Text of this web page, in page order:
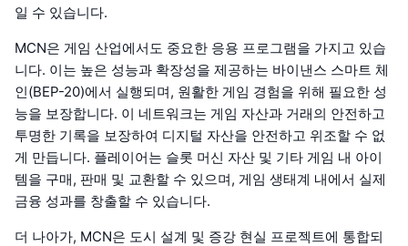
일 수 있습니다.
MCN은 게임 산업에서도 중요한 응용 프로그램을 가지고 있습
니다. 이는 높은 성능과 확장성을 제공하는 바이낸스 스마트 체
인(BEP-20)에서 실행되며, 원활한 게임 경험을 위해 필요한 성
능을 보장합니다. 이 네트워크는 게임 자산과 거래의 안전하고
투명한 기록을 보장하여 디지털 자산을 안전하고 위조할 수 없
게 만듭니다. 플레이어는 슬롯 머신 자산 및 기타 게임 내 아이
템을 구매, 판매 및 교환할 수 있으며, 게임 생태계 내에서 실제
금융 성과를 창출할 수 있습니다.
더 나아가, MCN은 도시 설계 및 증강 현실 프로젝트에 통합되